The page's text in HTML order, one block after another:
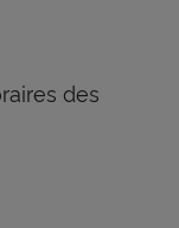
des